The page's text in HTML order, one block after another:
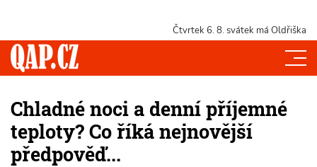
Čtvrtek 6. 8. svátek má Oldřiška
Chladné noci a denní příjemné
teploty? Co říká nejnovější
předpověď...